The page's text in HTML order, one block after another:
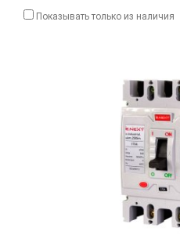
Показывать только из наличия